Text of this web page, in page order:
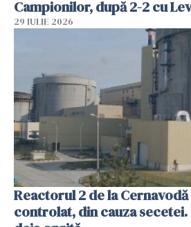
Campionilor, după 2-2 cu
29 IULIE 2026
Reactorul 2 de la
controlat, din cauza secetei.